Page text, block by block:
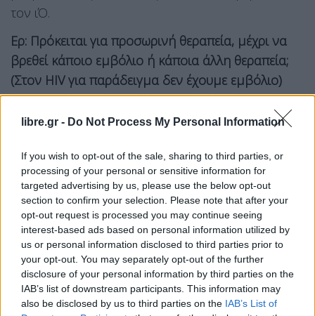
libre.gr - Do Not Process My Personal Information
If you wish to opt-out of the sale, sharing to third parties, or
processing of your personal or sensitive information for
targeted advertising by us, please use the below opt-out
section to confirm your selection. Please note that after your
opt-out request is processed you may continue seeing
interest-based ads based on personal information utilized by
us or personal information disclosed to third parties prior to
your opt-out. You may separately opt-out of the further
disclosure of your personal information by third parties on the
IAB’s list of downstream participants. This information may
also be disclosed by us to third parties on the IAB’s List of
τον ιΌ.
Ερ: Πρόκειται για προσωρινή θεραπεία, μέχρι να
βρεθεί κάποιο εμβόλιο ή κάποια άλλη θεραπεία;
(Στον HIV για παράδειγμα δεν έχουμε εμβόλιο)
Απ: Ναι πρόκειται για ένα παράθυρο χρόνου μέχρι
να είναι διαθέσιμο το εμβόλιο.
Ερ: Πόσο διαρκεί η αποτελεσματικότητα της
θεραπείας; Μπορεί να είναι σχετική με το ποσό
των αντισωμάτων που χορηγούνται;
Απ: Αυτό δεν είναι ακόμη γνωστό.
Ερ: Η μέθοδος μπορεί να είναι πιο
αποτελεσματική όταν χρησιμοποιείται ως μέτρο
προφύλαξης, από ότι ως μέτρο θεραπείας της
νόσου;